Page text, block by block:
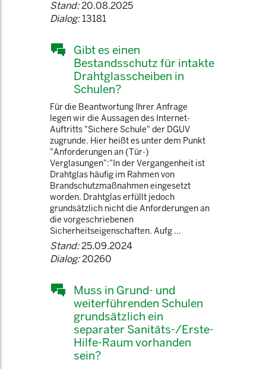
Stand:20.08.2025
Dialog:13181
Gibt es einen
Bestandsschutz für intakte
Drahtglasscheiben in
Schulen?
Für die Beantwortung Ihrer Anfrage
legen wir die Aussagen des Internet-
Auftritts "Sichere Schule" der DGUV
zugrunde. Hier heißt es unter dem Punkt
"Anforderungen an (Tür-)
Verglasungen":"In der Vergangenheit ist
Drahtglas häufig im Rahmen von
Brandschutzmaßnahmen eingesetzt
worden. Drahtglas erfüllt jedoch
grundsätzlich nicht die Anforderungen an
die vorgeschriebenen
Sicherheitseigenschaften. Aufg ...
Stand:25.09.2024
Dialog:20260
Muss in Grund- und
weiterführenden Schulen
grundsätzlich ein
separater Sanitäts-/Erste-
Hilfe-Raum vorhanden
sein?